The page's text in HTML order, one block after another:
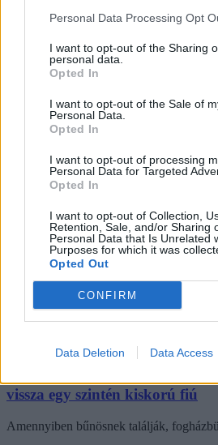
Personal Data Processing Opt
I want to opt-out of the Sharing
personal data.
Opted In
I want to opt-out of the Sale of
Personal Data.
Opted In
I want to opt-out of processing
Personal Data for Targeted
Opted In
I want to opt-out of Collection,
Retention, Sale, and/or Sharing
Personal Data that Is Unrelated
Purposes for which it was
Opted Out
CONFIRM
Data Deletion Data Access
Campus life
vissza egy szintén kiskorú fiú
Amennyiben bűnösnek találják,